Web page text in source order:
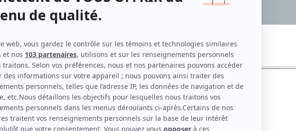
Personnages
Les Argonautes( Shaolanne)
30 vies(Katia2013)